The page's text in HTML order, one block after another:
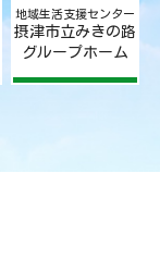
地域生活支援センター
摂津市立みきの路
グループホーム